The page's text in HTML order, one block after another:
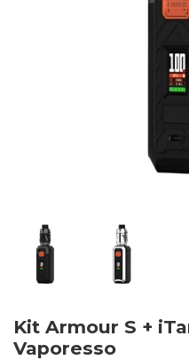
Kit Armour S +
Vaporesso